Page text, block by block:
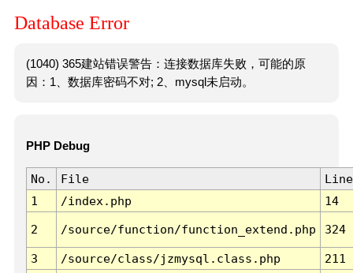
Database Error
(1040) 365建站错误警告：连接数据库失败，可能的原
因：1、数据库密码不对; 2、mysql未启动。
PHP Debug
No. File
Line
1
/index.php 14
2 /source/function/function_extend.php 324
3 /source/class/jzmysql.class.php
211